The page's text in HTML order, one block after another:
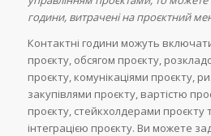
години, витрачені на проєктний
Контактні години можуть
проєкту, обсягом проєкту,
проєкту, комунікаціями проєкту,
закупівлями проєкту, вартістю
проєкту, стейкхолдерами проєкту
інтеграцією проєкту. Ви можете